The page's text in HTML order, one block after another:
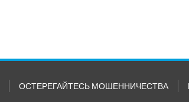
ОСТЕРЕГАЙТЕСЬ МОШЕННИЧЕСТВА